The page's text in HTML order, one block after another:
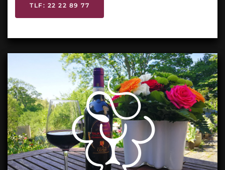
TLF: 22 22 89 77